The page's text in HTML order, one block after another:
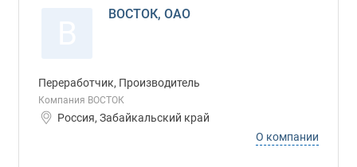
ВОСТОК, ОАО
Переработчик, Производитель
Компания ВОСТОК
Россия, Забайкальский край
О компании